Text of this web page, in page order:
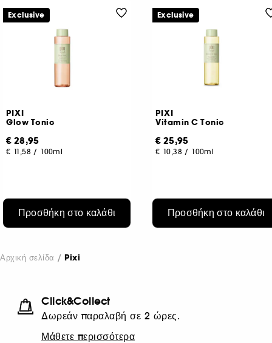
PIXI
Glow Tonic
€ 28,95
€ 11,58 / 100ml
Προσθήκη στο καλάθι
Exclusive
PIXI
Vitamin C Tonic
€ 25,95
€ 10,38 / 100ml
Προσθήκη στο καλάθι
Exclusive
Αρχική σελίδα Pixi
Click&Collect
Δωρεάν παραλαβή σε 2 ώρες.
Μάθετε περισσότερα